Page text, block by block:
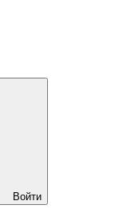
Войти